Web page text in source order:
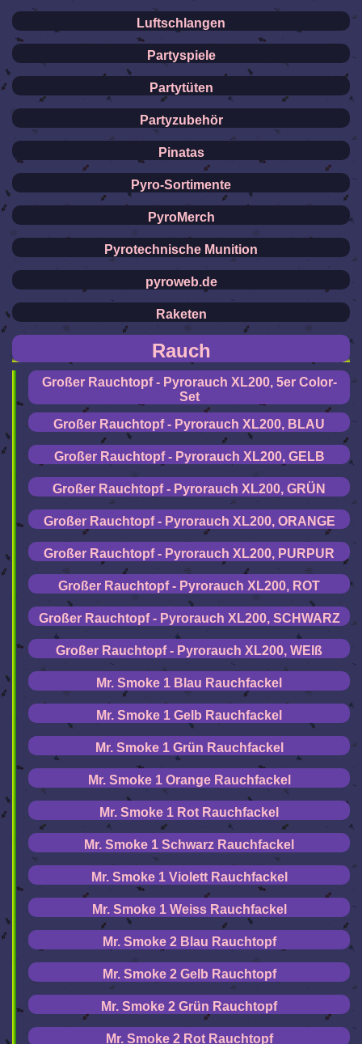
Luftschlangen
Partyspiele
Partytüten
Partyzubehör
Pinatas
Pyro-Sortimente
PyroMerch
Pyrotechnische Munition
pyroweb.de
Raketen
Rauch
Großer Rauchtopf - Pyrorauch XL200, 5er Color-
Set
Großer Rauchtopf - Pyrorauch XL200, BLAU
Großer Rauchtopf - Pyrorauch XL200, GELB
Großer Rauchtopf - Pyrorauch XL200, GRÜN
Großer Rauchtopf - Pyrorauch XL200, ORANGE
Großer Rauchtopf - Pyrorauch XL200, PURPUR
Großer Rauchtopf - Pyrorauch XL200, ROT
Großer Rauchtopf - Pyrorauch XL200, SCHWARZ
Großer Rauchtopf - Pyrorauch XL200, WEIß
Mr. Smoke 1 Blau Rauchfackel
Mr. Smoke 1 Gelb Rauchfackel
Mr. Smoke 1 Grün Rauchfackel
Mr. Smoke 1 Orange Rauchfackel
Mr. Smoke 1 Rot Rauchfackel
Mr. Smoke 1 Schwarz Rauchfackel
Mr. Smoke 1 Violett Rauchfackel
Mr. Smoke 1 Weiss Rauchfackel
Mr. Smoke 2 Blau Rauchtopf
Mr. Smoke 2 Gelb Rauchtopf
Mr. Smoke 2 Grün Rauchtopf
Mr. Smoke 2 Rot Rauchtopf